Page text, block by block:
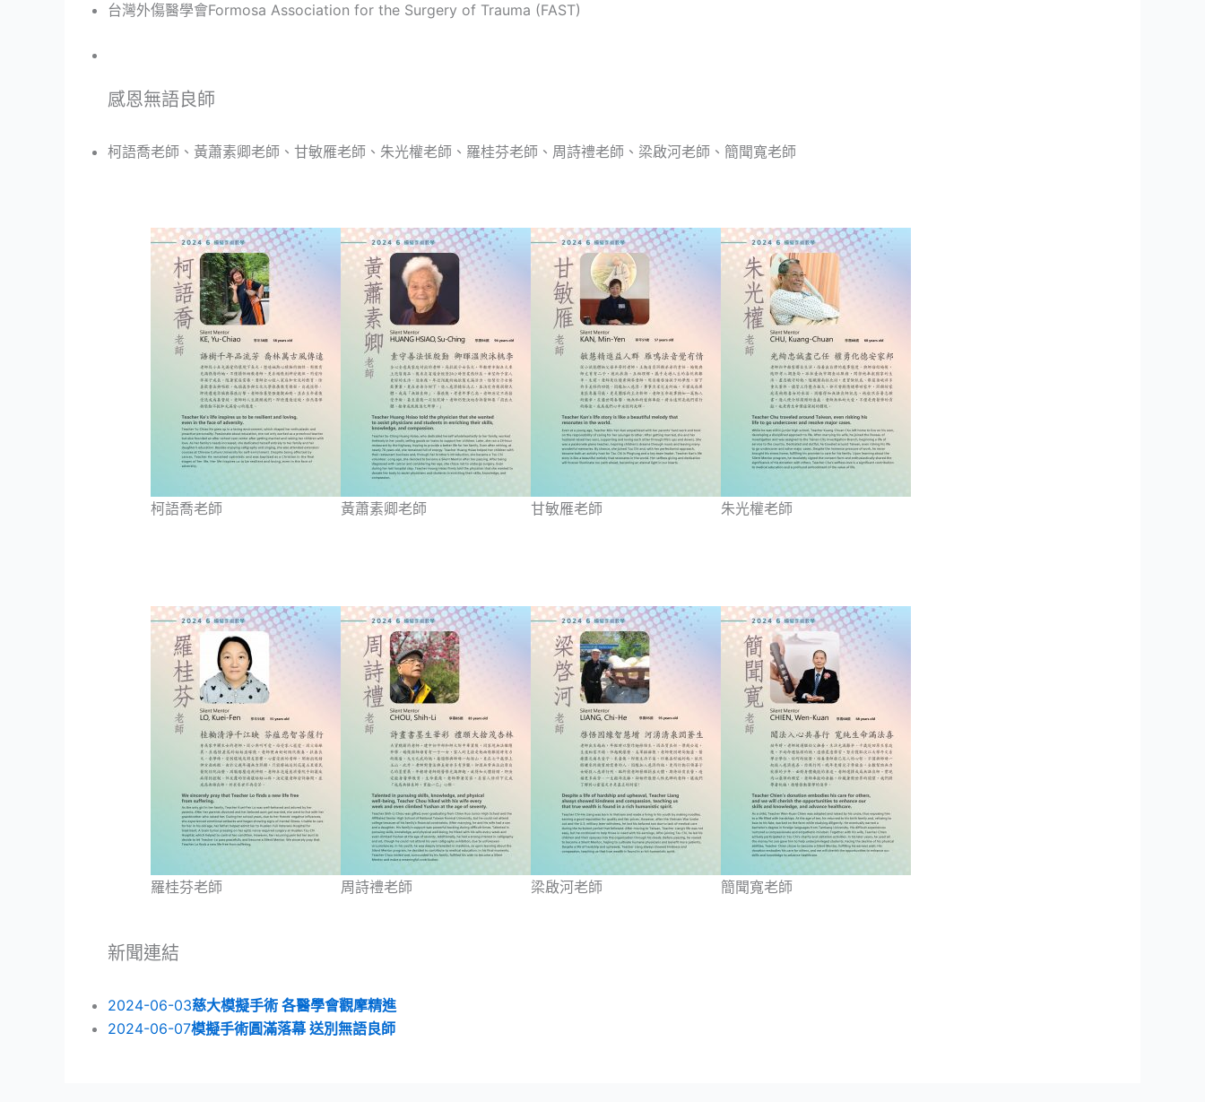
台灣外傷醫學會Formosa Association for the Surgery of Trauma (FAST)
感恩無語良師
柯語喬老師、黃蕭素卿老師、甘敏雁老師、朱光權老師、羅桂芬老師、周詩禮老師、梁啟河老師、簡聞寬老師
柯語喬老師 黃蕭素卿老師 甘敏雁老師 朱光權老師
羅桂芬老師 周詩禮老師 梁啟河老師 簡聞寬老師
新聞連結
2024-06-03慈大模擬手術 各醫學會觀摩精進
2024-06-07模擬手術圓滿落幕 送別無語良師